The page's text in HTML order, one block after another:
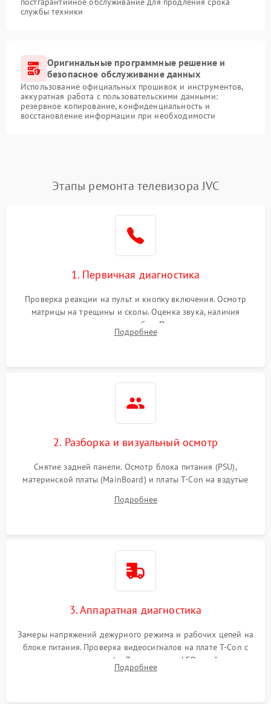
службы техники
Оригинальные программные решение и
безопасное обслуживание данных
Использование официальных прошивок и инструментов,
аккуратная работа с пользовательскими данными:
резервное копирование, конфиденциальность и
восстановление информации при необходимости
Этапы ремонта телевизора JVC
1. Первичная диагностика
Проверка реакции на пульт и кнопку включения. Осмотр
матрицы на трещины и сколы. Оценка звука, наличия
подсветки и индикаторов ошибок. Подключение тестовых
источников сигнала для выявления симптомов поломки.
Подробнее
2. Разборка и визуальный осмотр
Снятие задней панели. Осмотр блока питания (PSU),
материнской платы (MainBoard) и платы T-Con на вздутые
Проверка надежности фиксации и целостности шлейфов.
Подробнее
3. Аппаратная диагностика
Замеры напряжений дежурного режима и рабочих цепей на
блоке питания. Проверка видеосигналов на плате T-Con с
помощью осциллографа. Тестирование LED-драйвера и
светодиодных планок подсветки мультиметром.
Подробнее